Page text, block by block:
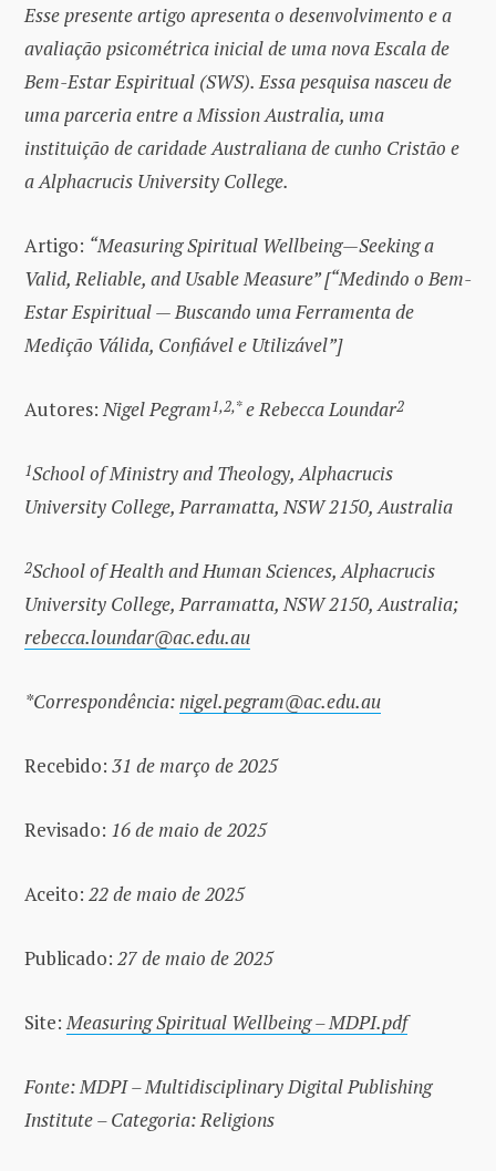
Esse presente artigo apresenta o desenvolvimento e a
avaliação psicométrica inicial de uma nova Escala de
Bem-Estar Espiritual (SWS). Essa pesquisa nasceu de
uma parceria entre a Mission Australia, uma
instituição de caridade Australiana de cunho Cristão e
a Alphacrucis University College.
Artigo: “Measuring Spiritual Wellbeing—Seeking a
Valid, Reliable, and Usable Measure” [“Medindo o Bem-
Estar Espiritual — Buscando uma Ferramenta de
Medição Válida, Confiável e Utilizável”]
Autores:Nigel Pegram1,2,*e Rebecca Loundar2
1School of Ministry and Theology, Alphacrucis
University College, Parramatta, NSW 2150, Australia
2School of Health and Human Sciences, Alphacrucis
University College, Parramatta, NSW 2150, Australia;
rebecca.loundar@ac.edu.au
*Correspondência:nigel.pegram@ac.edu.au
Recebido: 31 de março de 2025
Revisado: 16 de maio de 2025
Aceito: 22 de maio de 2025
Publicado: 27 de maio de 2025
Site:Measuring Spiritual Wellbeing – MDPI.pdf
Fonte: MDPI – Multidisciplinary Digital Publishing
Institute – Categoria: Religions